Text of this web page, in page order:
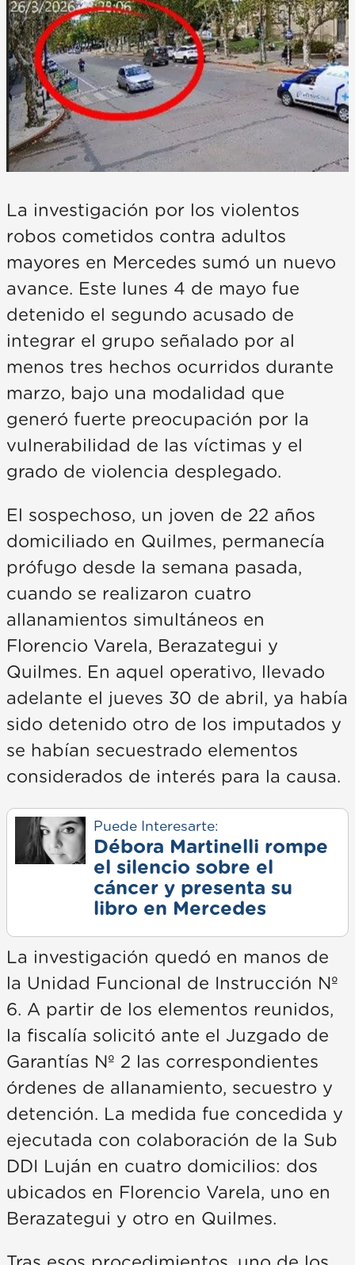
La investigación por los violentos
robos cometidos contra adultos
mayores en Mercedes sumó un nuevo
avance. Este lunes 4 de mayo fue
detenido el segundo acusado de
integrar el grupo señalado por al
menos tres hechos ocurridos durante
marzo, bajo una modalidad que
generó fuerte preocupación por la
vulnerabilidad de las víctimas y el
grado de violencia desplegado.
El sospechoso, un joven de 22 años
domiciliado en Quilmes, permanecía
prófugo desde la semana pasada,
cuando se realizaron cuatro
allanamientos simultáneos en
Florencio Varela, Berazategui y
Quilmes. En aquel operativo, llevado
adelante el jueves 30 de abril, ya había
sido detenido otro de los imputados y
se habían secuestrado elementos
considerados de interés para la causa.
Puede Interesarte:
Débora Martinelli rompe
el silencio sobre el
cáncer y presenta su
libro en Mercedes
La investigación quedó en manos de
la Unidad Funcional de Instrucción Nº
6. A partir de los elementos reunidos,
la fiscalía solicitó ante el Juzgado de
Garantías Nº 2 las correspondientes
órdenes de allanamiento, secuestro y
detención. La medida fue concedida y
ejecutada con colaboración de la Sub
DDI Luján en cuatro domicilios: dos
ubicados en Florencio Varela, uno en
Berazategui y otro en Quilmes.